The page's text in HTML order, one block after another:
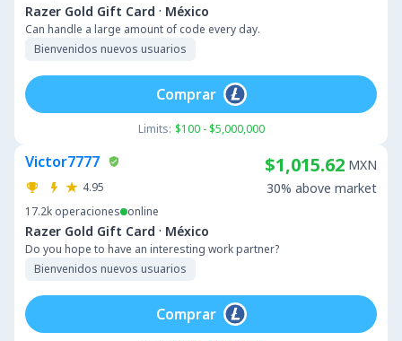
Razer Gold Gift Card · México
Can handle a large amount of code every day.
Bienvenidos nuevos usuarios
Limits: $100 - $5,000,000
Comprar
Victor7777
4.95
17.2k operaciones online
Razer Gold Gift Card · México
Do you hope to have an interesting work partner?
Bienvenidos nuevos usuarios
$1,015.62 MXN
30% above market
Comprar